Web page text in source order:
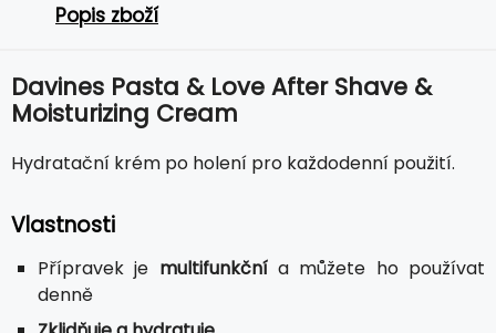
Popis zboží
Davines Pasta & Love After Shave &
Moisturizing Cream
Hydratační krém po holení pro každodenní použití.
Vlastnosti
Přípravek je multifunkčnía můžete ho používat
denně